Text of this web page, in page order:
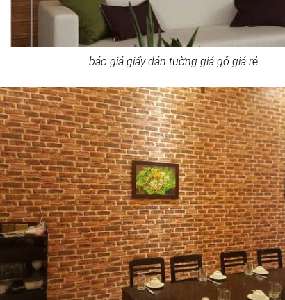
báo giá giấy dán tường giả gỗ giá rẻ